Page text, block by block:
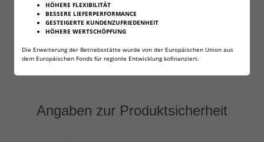
HÖHERE FLEXIBILITÄT
BESSERE LIEFERPERFORMANCE
GESTEIGERTE KUNDENZUFRIEDENHEIT
HÖHERE WERTSCHÖPFUNG
Die Erweiterung der Betriebsstätte wurde von der Europäischen Union aus
dem Europäischen Fonds für regionle Entwicklung kofinanziert.
Angaben zur Produktsicherheit